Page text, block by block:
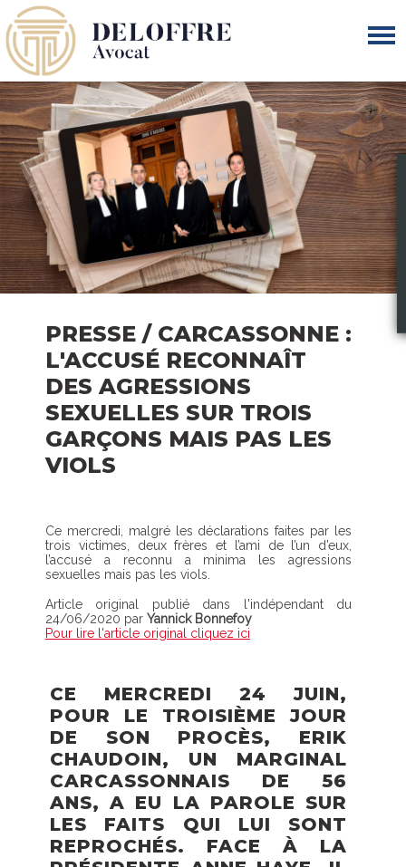
PRESSE / CARCASSONNE :
L'ACCUSÉ RECONNAÎT
DES AGRESSIONS
SEXUELLES SUR TROIS
GARÇONS MAIS PAS LES
VIOLS
Ce mercredi, malgré les déclarations faites par les
trois victimes, deux frères et l’ami de l’un d’eux,
l’accusé a reconnu a minima les agressions
sexuelles mais pas les viols.
Article original publié dans l'indépendant du
24/06/2020 par Yannick Bonnefoy
Pour lire l'article original cliquez ici
CE MERCREDI 24 JUIN,
POUR LE TROISIÈME JOUR
DE SON PROCÈS, ERIK
CHAUDOIN, UN MARGINAL
CARCASSONNAIS DE 56
ANS, A EU LA PAROLE SUR
LES FAITS QUI LUI SONT
REPROCHÉS. FACE À LA